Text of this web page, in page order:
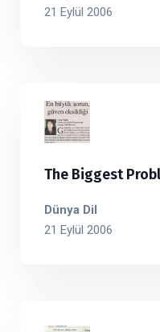
21 Eylül 2006
The Biggest
Dünya Dil
21 Eylül 2006